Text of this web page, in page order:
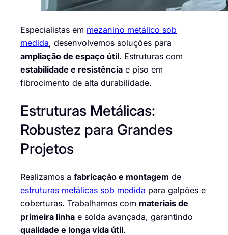
Especialistas em mezanino metálico sob
medida, desenvolvemos soluções para
ampliação de espaço útil. Estruturas com
estabilidade e resistência e piso em
fibrocimento de alta durabilidade.
Estruturas Metálicas:
Robustez para Grandes
Projetos
Realizamos a fabricação e montagem de
estruturas metálicas sob medida para galpões e
coberturas. Trabalhamos com materiais de
primeira linha e solda avançada, garantindo
qualidade e longa vida útil.